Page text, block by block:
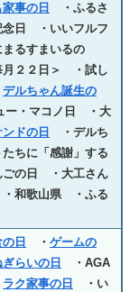
家事の日
・ふるさ
念日 ・いいフルフ
るすまいるの
２２日＞ ・試し
デルちゃん誕生の
ー・マコノ日 ・大
ドの日
・デルち
ちに「感謝」する
の日 ・大工さん
和歌山県 ・ふる
日 ・ ゲームの
ぎらいの日
・AGA
ラク家事の日
・い